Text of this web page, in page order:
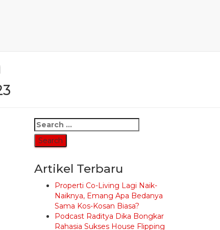
di
Search
for:
Artikel Terbaru
Properti Co-Living Lagi Naik-
Naiknya, Emang Apa Bedanya
Sama Kos-Kosan Biasa?
Podcast Raditya Dika Bongkar
Rahasia Sukses House Flipping